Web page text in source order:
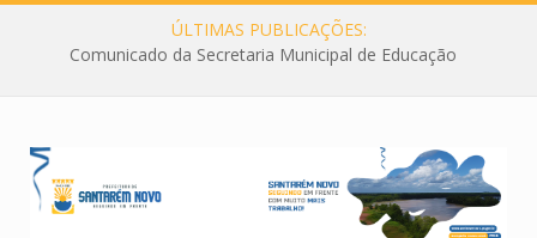
ÚLTIMAS PUBLICAÇÕES:
Comunicado da Secretaria Municipal de Educação